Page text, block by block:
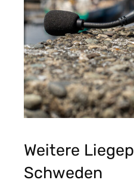
Weitere
Schweden